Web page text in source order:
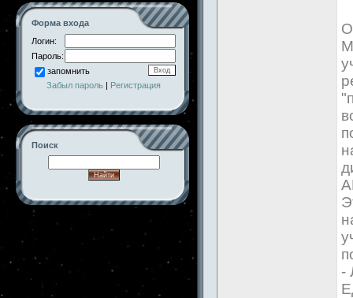
Форма входа
Логин:
Пароль:
запомнить
Забыл пароль | Регистрация
Поиск
-